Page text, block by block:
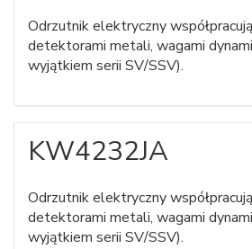
Odrzutnik elektryczny
detektorami metali, wagami
wyjątkiem serii SV/SSV).
KW4232JA
Odrzutnik elektryczny
detektorami metali, wagami
wyjątkiem serii SV/SSV).